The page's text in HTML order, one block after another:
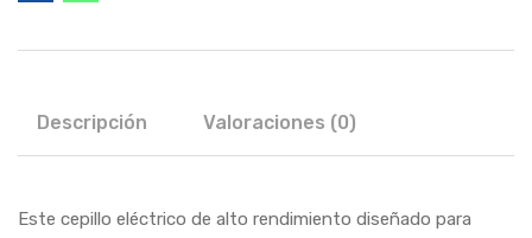
Descripción Valoraciones (0)
Este cepillo eléctrico de alto rendimiento diseñado para